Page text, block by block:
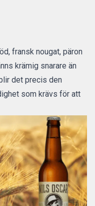
fransk nougat, päron
krämig snarare än
det precis den
som krävs för att